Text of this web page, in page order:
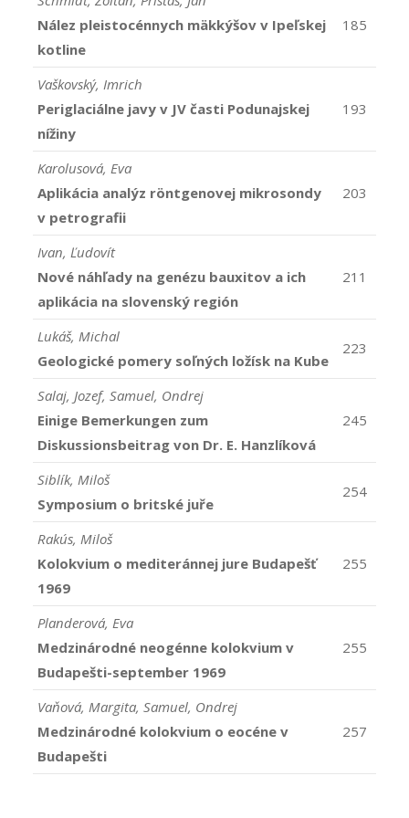
Nález pleistocénnych mäkkýšov v Ipeľskej
kotline
185
Vaškovský, Imrich
Periglaciálne javy v JV časti Podunajskej
nížiny
193
Karolusová, Eva
Aplikácia analýz röntgenovej mikrosondy
v petrografii
203
Ivan, Ľudovít
Nové náhľady na genézu bauxitov a ich
aplikácia na slovenský región
211
Lukáš, Michal
Geologické pomery soľných ložísk na Kube
223
Salaj, Jozef, Samuel, Ondrej
Einige Bemerkungen zum
Diskussionsbeitrag von Dr. E. Hanzlíková
245
Siblík, Miloš
Symposium o britské juře
254
Rakús, Miloš
Kolokvium o mediteránnej jure Budapešť
1969
255
Planderová, Eva
Medzinárodné neogénne kolokvium v
Budapešti-september 1969
255
Vaňová, Margita, Samuel, Ondrej
Medzinárodné kolokvium o eocéne v
Budapešti
257